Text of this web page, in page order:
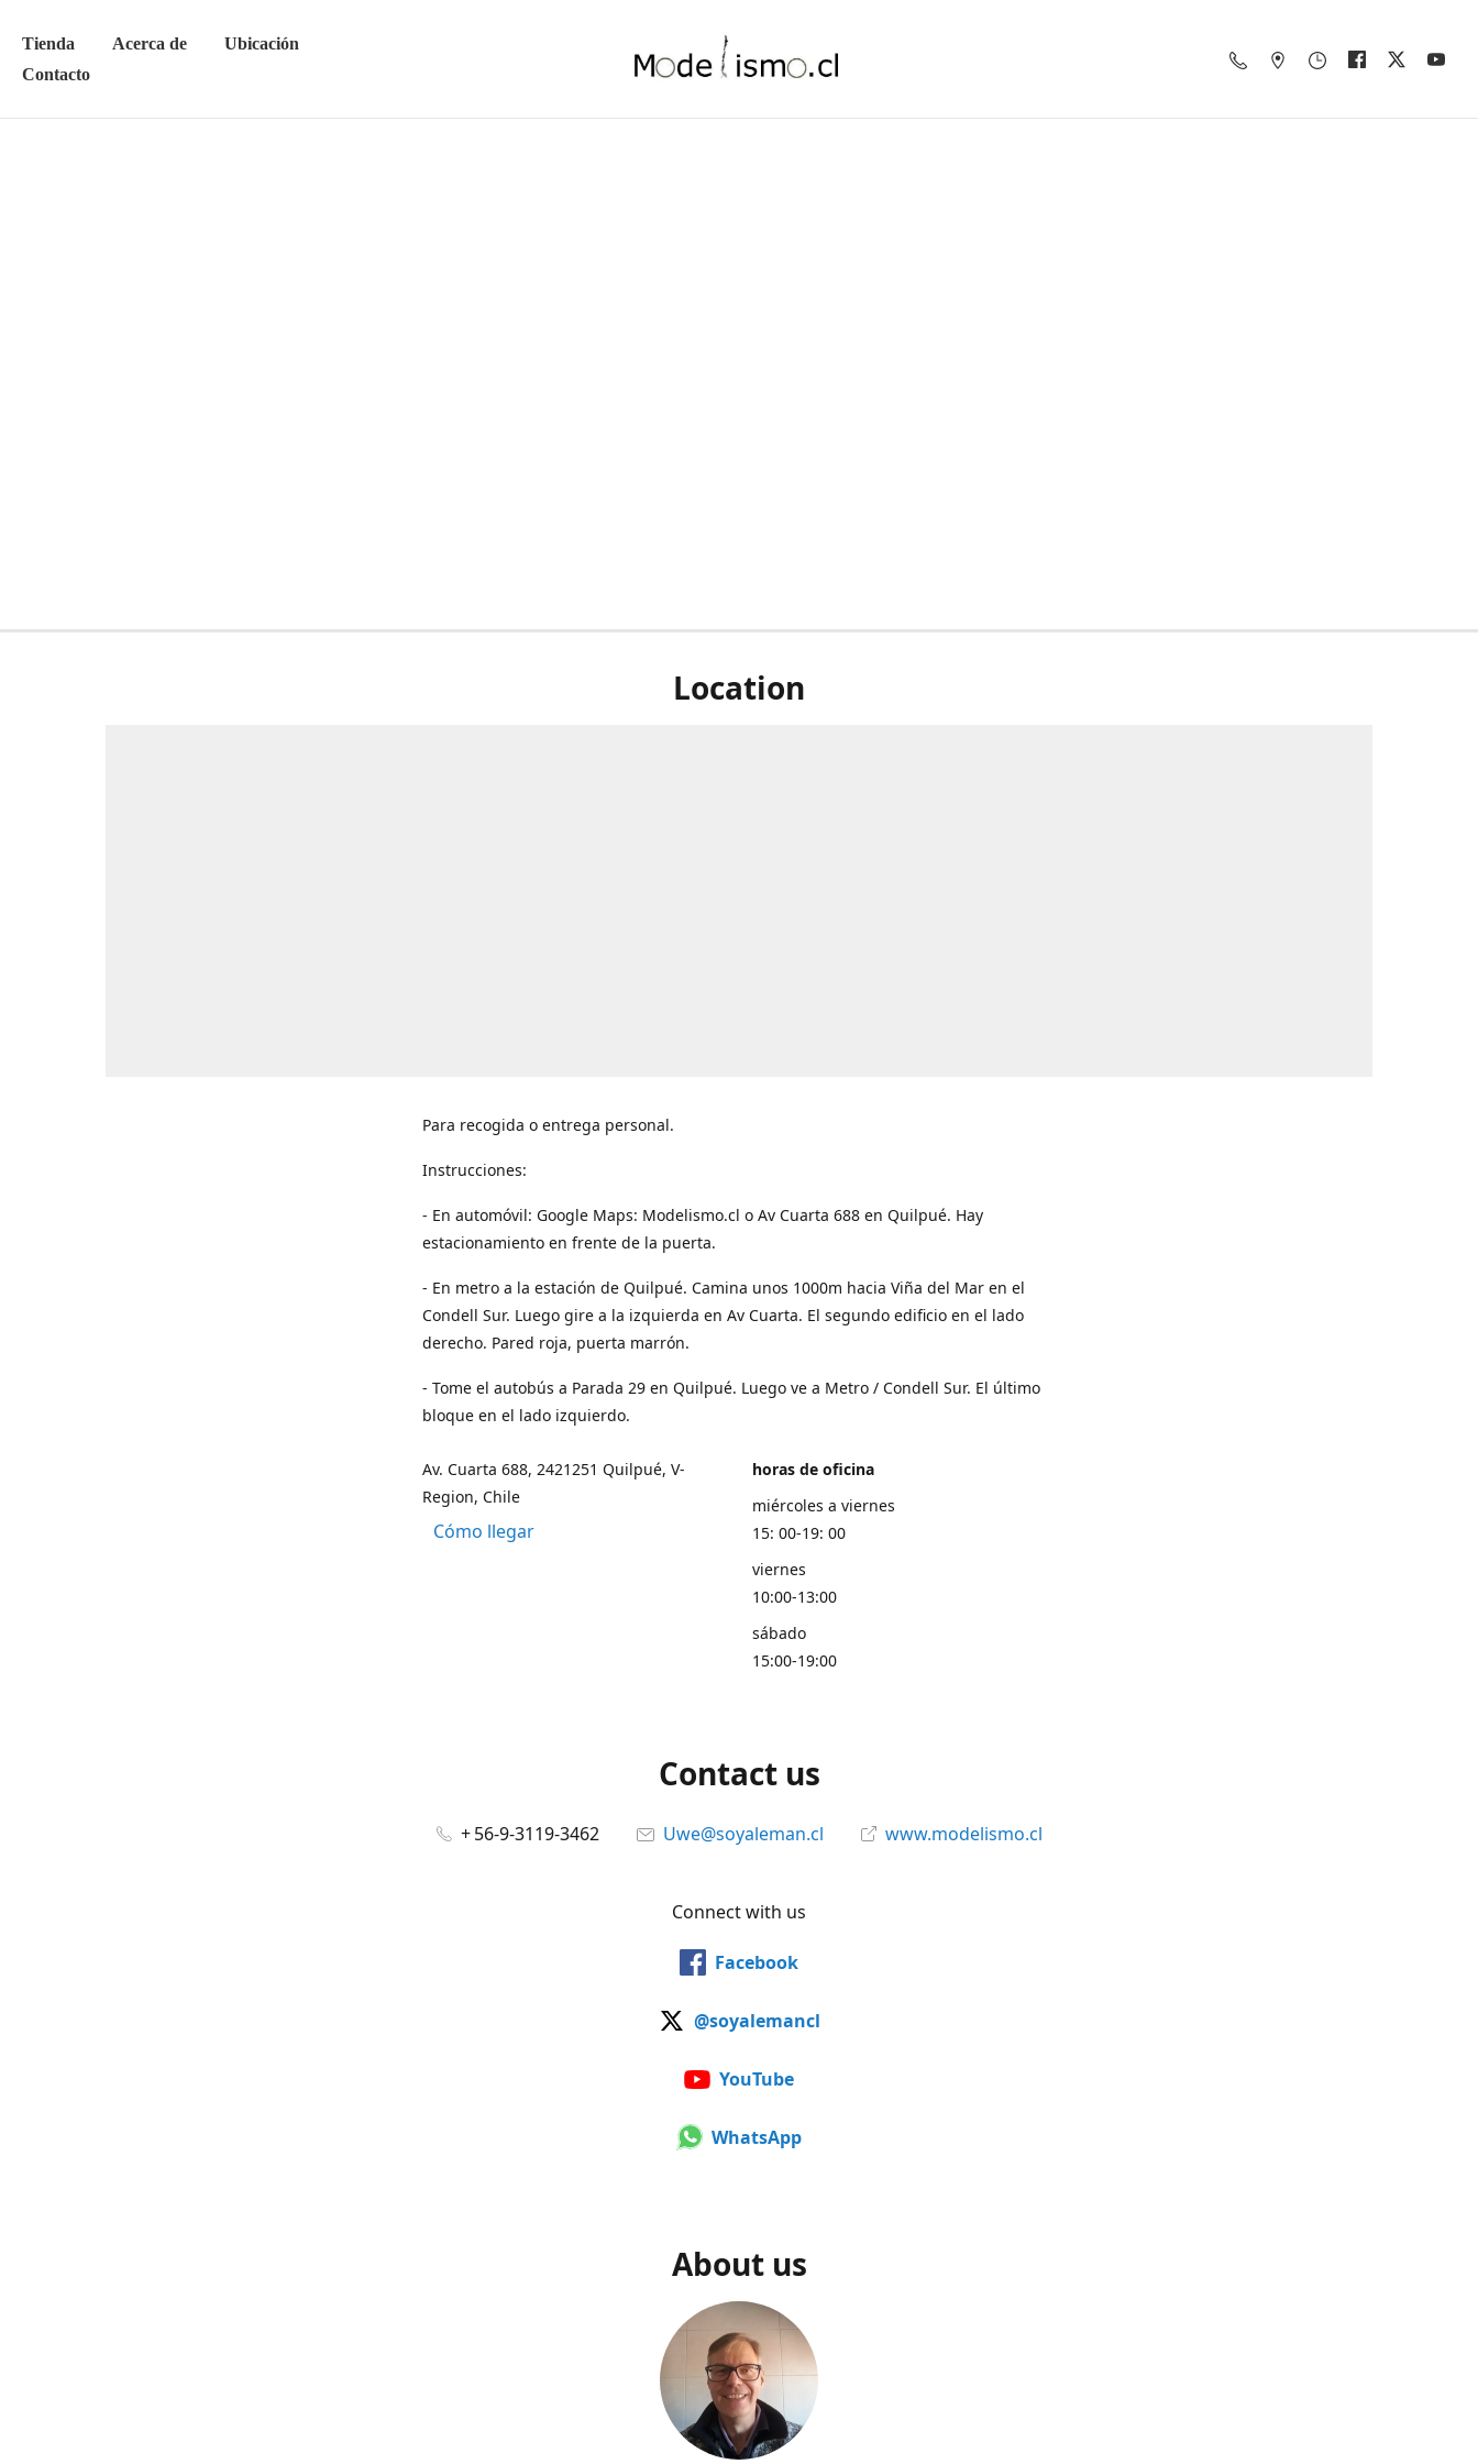
Tienda Acerca de
Ubicación
Contacto
Location
Para recogida o entrega personal.
Instrucciones:
- En automóvil: Google Maps: Modelismo.cl o Av Cuarta 688 en Quilpué. Hay
estacionamiento en frente de la puerta.
- En metro a la estación de Quilpué. Camina unos 1000m hacia Viña del Mar en el
Condell Sur. Luego gire a la izquierda en Av Cuarta. El segundo edificio en el lado
derecho. Pared roja, puerta marrón.
- Tome el autobús a Parada 29 en Quilpué. Luego ve a Metro / Condell Sur. El último
bloque en el lado izquierdo.
Av. Cuarta 688, 2421251 Quilpué, V-
Region, Chile
Cómo llegar
horas de oficina
miércoles a viernes
15: 00-19: 00
viernes
10:00-13:00
sábado
15:00-19:00
Contact us
+ 56-9-3119-3462 Uwe@soyaleman.cl www.modelismo.cl
Connect with us
Facebook
@soyalemancl
YouTube
WhatsApp
About us